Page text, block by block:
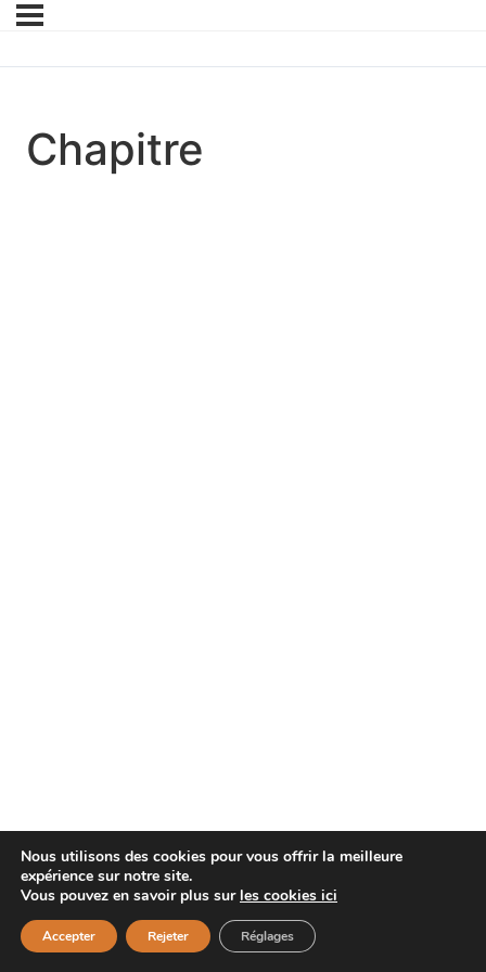
Chapitre
Nous utilisons des cookies pour vous offrir la meilleure
expérience sur notre site.
Vous pouvez en savoir plus sur les cookies ici
Accepter Rejeter Réglages